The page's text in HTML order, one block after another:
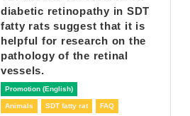
diabetic retinopathy in SDT
fatty rats suggest that it is
helpful for research on the
pathology of the retinal
vessels.
Promotion (English)
Animals SDT fatty rat FAQ